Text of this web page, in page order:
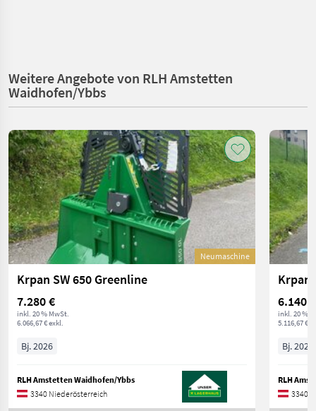
Weitere Angebote von RLH Amstetten
Waidhofen/Ybbs
Neumaschine
Krpan SW 650 Greenline
7.280 €
inkl. 20 % MwSt.
6.066,67 € exkl.
Bj. 2026
RLH Amstetten Waidhofen/Ybbs
3340 Niederösterreich
Krpan
6.140 €
inkl. 20 %
5.116,67 €
Bj. 2026
RLH
3340